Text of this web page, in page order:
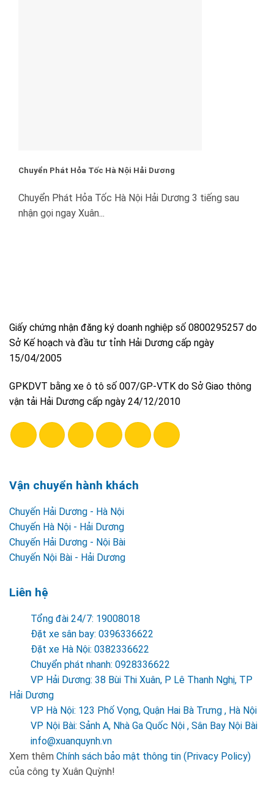
Chuyển Phát Hỏa Tốc Hà Nội Hải Dương
Chuyển Phát Hỏa Tốc Hà Nội Hải Dương 3 tiếng sau
nhận gọi ngay Xuân...
Giấy chứng nhận đăng ký doanh nghiệp số 0800295257 do
Sở Kế hoạch và đầu tư tỉnh Hải Dương cấp ngày
15/04/2005
GPKDVT bằng xe ô tô số 007/GP-VTK do Sở Giao thông
vận tải Hải Dương cấp ngày 24/12/2010
Vận chuyển hành khách
Chuyến Hải Dương - Hà Nội
Chuyến Hà Nội - Hải Dương
Chuyến Hải Dương - Nội Bài
Chuyến Nội Bài - Hải Dương
Liên hệ
Tổng đài 24/7: 19008018
Đặt xe sân bay: 0396336622
Đặt xe Hà Nội: 0382336622
Chuyển phát nhanh: 0928336622
VP Hải Dương: 38 Bùi Thi Xuân, P Lê Thanh Nghị, TP
Hải Dương
VP Hà Nội: 123 Phố Vọng, Quận Hai Bà Trưng , Hà Nội
VP Nội Bài: Sảnh A, Nhà Ga Quốc Nội , Sân Bay Nội Bài
info@xuanquynh.vn
Xem thêm Chính sách bảo mật thông tin (Privacy Policy)
của công ty Xuân Quỳnh!